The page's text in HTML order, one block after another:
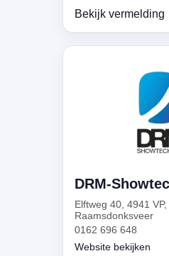
Bekijk
DRM-
Elftweg 40, 4941 VP,
Raamsdonksveer
0162 696 648
Website bekijken